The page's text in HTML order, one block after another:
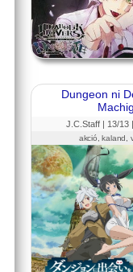
Dungeon ni
J.C.Staff | 13/13
akció, kaland,